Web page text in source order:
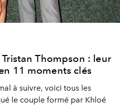
Thompson : leur
11 moments clés
à suivre, voici tous les
le couple formé par Khloé